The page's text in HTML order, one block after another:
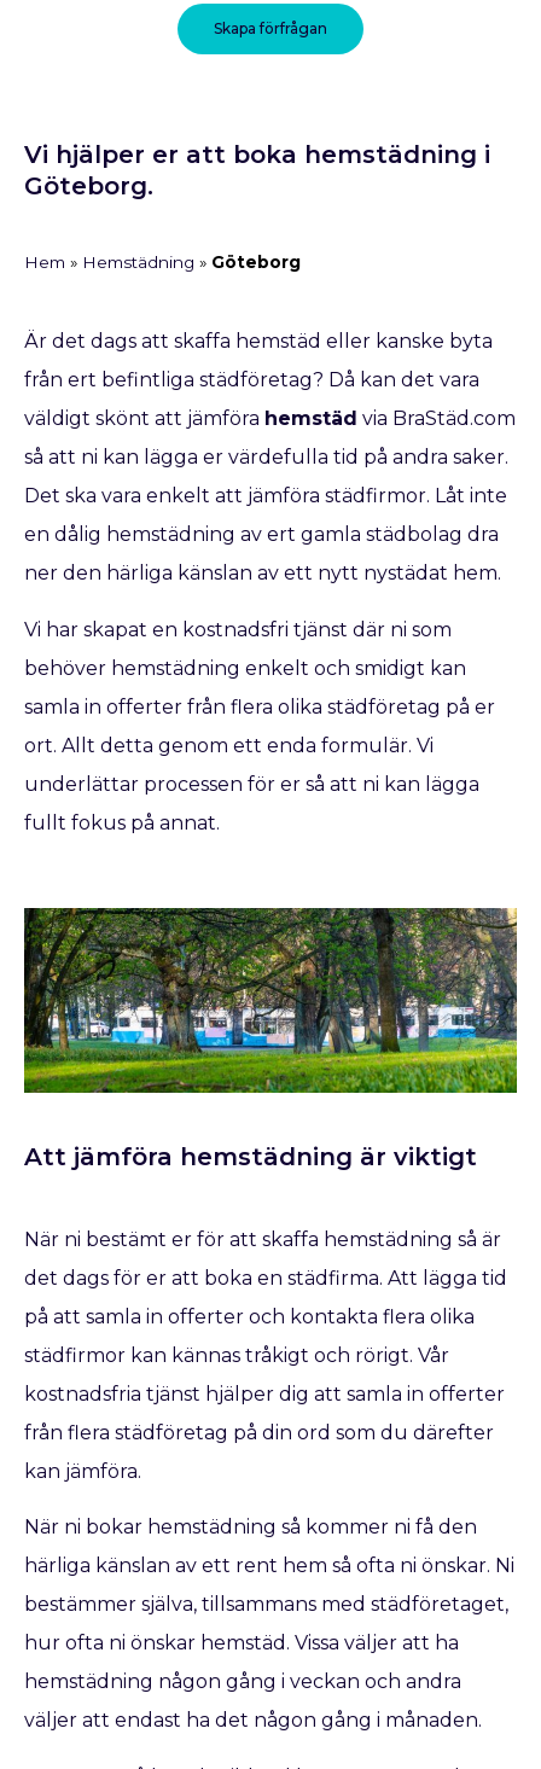
Skapa förfrågan
Vi hjälper er att boka hemstädning i
Göteborg.
Hem » Hemstädning » Göteborg
Är det dags att skaffa hemstäd eller kanske byta
från ert befintliga städföretag? Då kan det vara
väldigt skönt att jämföra hemstäd via BraStäd.com
så att ni kan lägga er värdefulla tid på andra saker.
Det ska vara enkelt att jämföra städfirmor. Låt inte
en dålig hemstädning av ert gamla städbolag dra
ner den härliga känslan av ett nytt nystädat hem.
Vi har skapat en kostnadsfri tjänst där ni som
behöver hemstädning enkelt och smidigt kan
samla in offerter från flera olika städföretag på er
ort. Allt detta genom ett enda formulär. Vi
underlättar processen för er så att ni kan lägga
fullt fokus på annat.
Att jämföra hemstädning är viktigt
När ni bestämt er för att skaffa hemstädning så är
det dags för er att boka en städfirma. Att lägga tid
på att samla in offerter och kontakta flera olika
städfirmor kan kännas tråkigt och rörigt. Vår
kostnadsfria tjänst hjälper dig att samla in offerter
från flera städföretag på din ord som du därefter
kan jämföra.
När ni bokar hemstädning så kommer ni få den
härliga känslan av ett rent hem så ofta ni önskar. Ni
bestämmer själva, tillsammans med städföretaget,
hur ofta ni önskar hemstäd. Vissa väljer att ha
hemstädning någon gång i veckan och andra
väljer att endast ha det någon gång i månaden.